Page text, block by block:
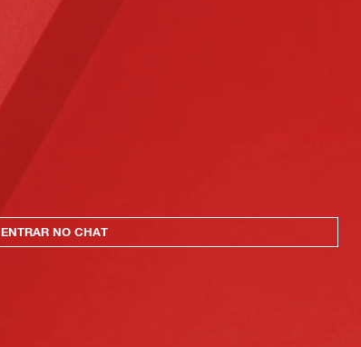
ENTRAR NO CHAT